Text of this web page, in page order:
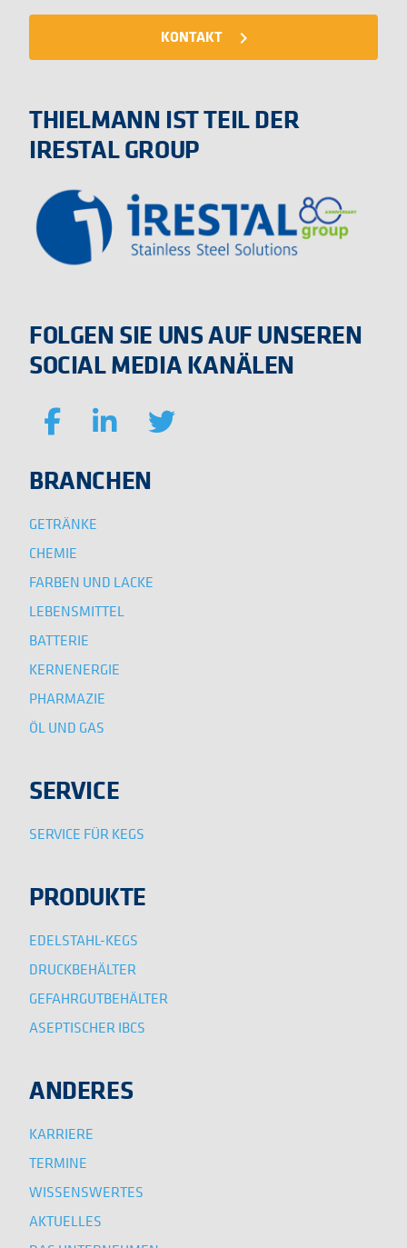
KONTAKT navigate_next
THIELMANN IST TEIL DER
IRESTAL GROUP
FOLGEN SIE UNS AUF UNSEREN
SOCIAL MEDIA KANÄLEN
BRANCHEN
GETRÄNKE
CHEMIE
FARBEN UND LACKE
LEBENSMITTEL
BATTERIE
KERNENERGIE
PHARMAZIE
ÖL UND GAS
SERVICE
SERVICE FÜR KEGS
PRODUKTE
EDELSTAHL-KEGS
DRUCKBEHÄLTER
GEFAHRGUTBEHÄLTER
ASEPTISCHER IBCS
ANDERES
KARRIERE
TERMINE
WISSENSWERTES
AKTUELLES